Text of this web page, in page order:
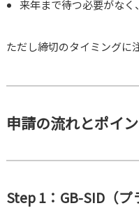
来年まで待つ必要がなく
ただし締切のタイミングに
申請の流れとポイ
Step 1：GB‑SID（